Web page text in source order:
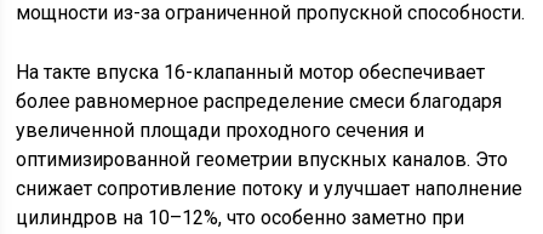
мощности из-за ограниченной пропускной способности.
На такте впуска 16-клапанный мотор обеспечивает
более равномерное распределение смеси благодаря
увеличенной площади проходного сечения и
оптимизированной геометрии впускных каналов. Это
снижает сопротивление потоку и улучшает наполнение
цилиндров на 10–12%, что особенно заметно при